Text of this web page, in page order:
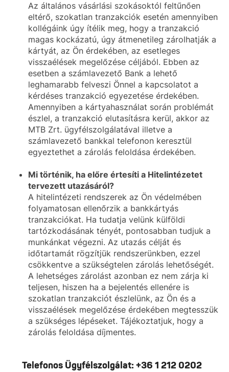
Az általános vásárlási szokásoktól feltűnően
eltérő, szokatlan tranzakciók esetén amennyiben
kollégáink úgy ítélik meg, hogy a tranzakció
magas kockázatú, úgy átmenetileg zárolhatják a
kártyát, az Ön érdekében, az esetleges
visszaélések megelőzése céljából. Ebben az
esetben a számlavezető Bank a lehető
leghamarabb felveszi Önnel a kapcsolatot a
kérdéses tranzakció egyezetése érdekében.
Amennyiben a kártyahasználat során problémát
észlel, a tranzakció elutasításra kerül, akkor az
MTB Zrt. ügyfélszolgálatával illetve a
számlavezető bankkal telefonon keresztül
egyeztethet a zárolás feloldása érdekében.
Mi történik, ha előre értesíti a Hitelintézetet
tervezett utazásáról?
A hitelintézeti rendszerek az Ön védelmében
folyamatosan ellenőrzik a bankkártyás
tranzakciókat. Ha tudatja velünk külföldi
tartózkodásának tényét, pontosabban tudjuk a
munkánkat végezni. Az utazás célját és
időtartamát rögzítjük rendszerünkben, ezzel
csökkentve a szükségtelen zárolás lehetőségét.
A lehetséges zárolást azonban ez nem zárja ki
teljesen, hiszen ha a bejelentés ellenére is
szokatlan tranzakciót észlelünk, az Ön és a
visszaélések megelőzése érdekében megtesszük
a szükséges lépéseket. Tájékoztatjuk, hogy a
zárolás feloldása díjmentes.
Telefonos Ügyfélszolgálat: +36 1 212 0202